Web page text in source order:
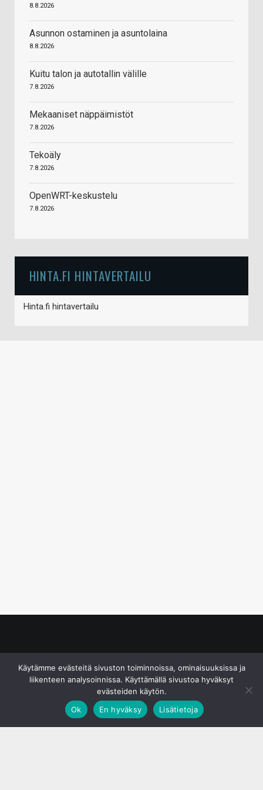
8.8.2026
Asunnon ostaminen ja asuntolaina
8.8.2026
Kuitu talon ja autotallin välille
7.8.2026
Mekaaniset näppäimistöt
7.8.2026
Tekoäly
7.8.2026
OpenWRT-keskustelu
7.8.2026
HINTA.FI HINTAVERTAILU
Hinta.fi hintavertailu
Käytämme evästeitä sivuston toiminnoissa, ominaisuuksissa ja
liikenteen analysoinnissa. Käyttämällä sivustoa hyväksyt
evästeiden käytön.
Ok
En hyväksy Lisätietoja